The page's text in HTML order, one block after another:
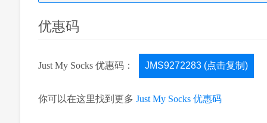
优惠码
Just My Socks 优惠码： JMS9272283 (点击复制)
你可以在这里找到更多 Just My Socks 优惠码